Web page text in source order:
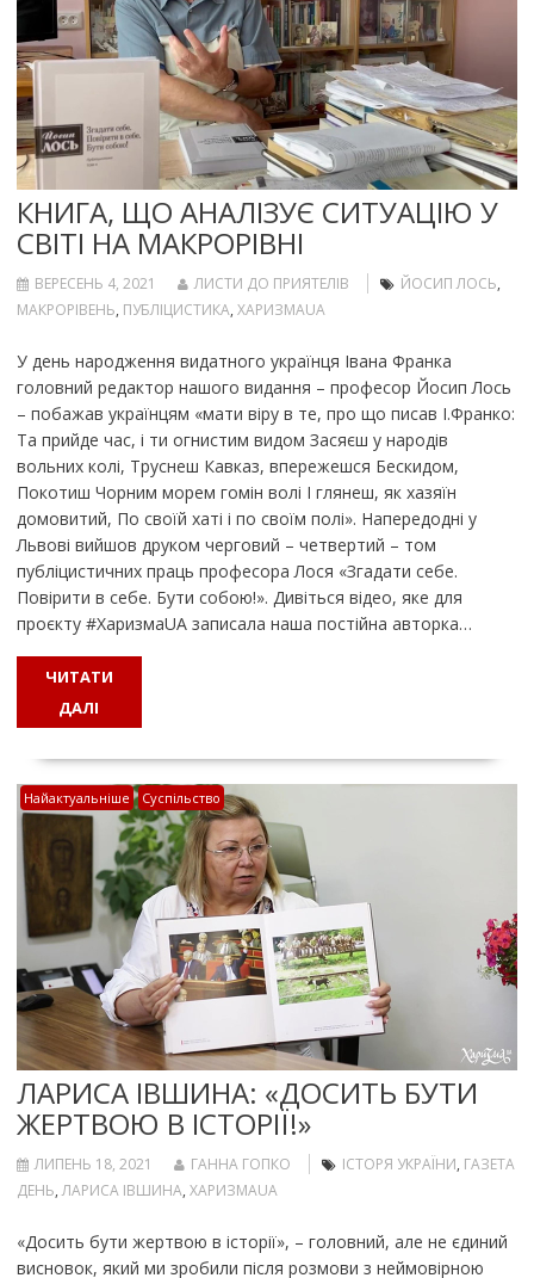
КНИГА, ЩО АНАЛІЗУЄ СИТУАЦІЮ У
СВІТІ НА МАКРОРІВНІ
ВЕРЕСЕНЬ 4, 2021 ЛИСТИ ДО ПРИЯТЕЛІВ ЙОСИП ЛОСЬ,
МАКРОРІВЕНЬ, ПУБЛІЦИСТИКА, ХАРИЗМАUA
У день народження видатного українця Івана Франка
головний редактор нашого видання – професор Йосип Лось
– побажав українцям «мати віру в те, про що писав І.Франко:
Та прийде час, і ти огнистим видом Засяєш у народів
вольних колі, Труснеш Кавказ, впережешся Бескидом,
Покотиш Чорним морем гомін волі І глянеш, як хазяїн
домовитий, По своїй хаті і по своїм полі». Напередодні у
Львові вийшов друком черговий – четвертий – том
публіцистичних праць професора Лося «Згадати себе.
Повірити в себе. Бути собою!». Дивіться відео, яке для
проєкту #ХаризмаUA записала наша постійна авторка…
ЧИТАТИ
ДАЛІ
Найактуальніше Суспільство
ЛАРИСА ІВШИНА: «ДОСИТЬ БУТИ
ЖЕРТВОЮ В ІСТОРІЇ!»
ЛИПЕНЬ 18, 2021 ГАННА ГОПКО ІСТОРЯ УКРАЇНИ, ГАЗЕТА
ДЕНЬ,ЛАРИСА ІВШИНА, ХАРИЗМАUA
«Досить бути жертвою в історії», – головний, але не єдиний
висновок, який ми зробили після розмови з неймовірною